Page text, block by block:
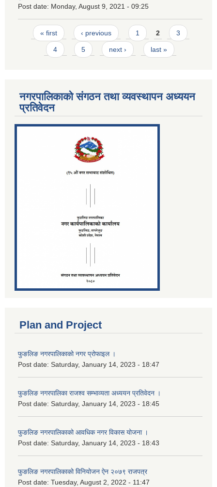
Post date: Monday, August 9, 2021 - 09:25
Pages
« first ‹ previous 1 2 3
4 5 next › last »
नगरपालिकाको संगठन तथा व्यवस्थापन अध्ययन
प्रतिवेदन
Plan and Project
फुङलिङ नगरपालिकाको नगर प्रोफाइल ।
Post date: Saturday, January 14, 2023 - 18:47
फुङलिङ नगरपालिका राजश्व सम्भाव्यता अध्ययन प्रतिवेदन ।
Post date: Saturday, January 14, 2023 - 18:45
फुङलिङ नगरपालिकाको आवधिक नगर विकास योजना ।
Post date: Saturday, January 14, 2023 - 18:43
फुङलिङ नगरपालिकाको विनियोजन ऐन २०७९ राजपत्र
Post date: Tuesday, August 2, 2022 - 11:47